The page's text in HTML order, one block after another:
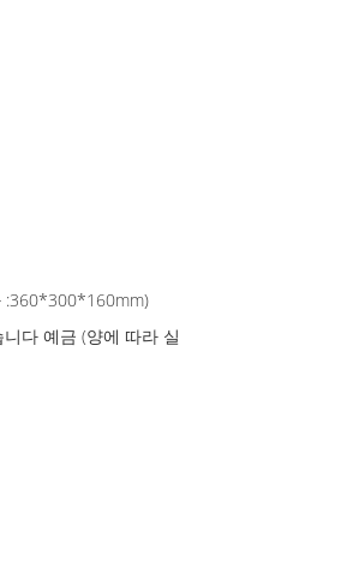
:360*300*160mm)
다 예금 (양에 따라 실